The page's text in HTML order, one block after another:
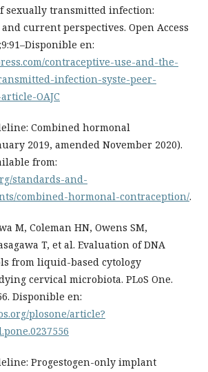
sexually transmitted infection:
current perspectives. Open Access
en:
contraceptive-use-and-the-
infection-syste-peer-
OAJC
Combined hormonal
2019, amended November 2020).
from:
standards-and-
combined-hormonal-contraception/.
M, Coleman HN, Owens SM,
T, et al. Evaluation of DNA
from liquid-based cytology
cervical microbiota. PLoS One.
Disponible en:
plosone/article?
Progestogen-only implant